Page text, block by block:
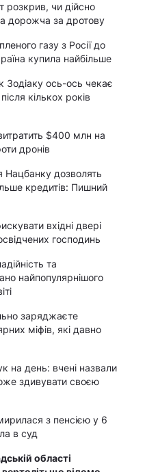
розкрив, чи дійсно
дорожча за дротову
газу з Росії до
купила найбільше
Зодіаку ось-ось чекає
кількох років
$400 млн на
дронів
Нацбанку дозволять
кредитів: Пишний
вхідні двері
господинь
та
найпопулярнішого
заряджаєте
міфів, які давно
на день: вчені назвали
здивувати своєю
з пенсією у 6
в суд
області